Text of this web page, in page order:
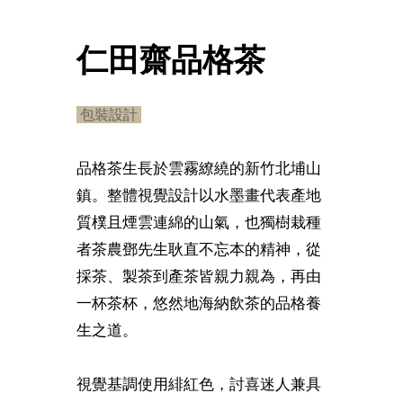
仁田齋品格茶
包裝設計
品格茶生長於雲霧繚繞的新竹北埔山
鎮。整體視覺設計以水墨畫代表產地
質樸且煙雲連綿的山氣，也獨樹栽種
者茶農鄧先生耿直不忘本的精神，從
採茶、製茶到產茶皆親力親為，再由
一杯茶杯，悠然地海納飲茶的品格養
生之道。
視覺基調使用緋紅色，討喜迷人兼具